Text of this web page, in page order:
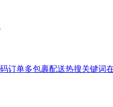
订单多包裹配送热搜关键词